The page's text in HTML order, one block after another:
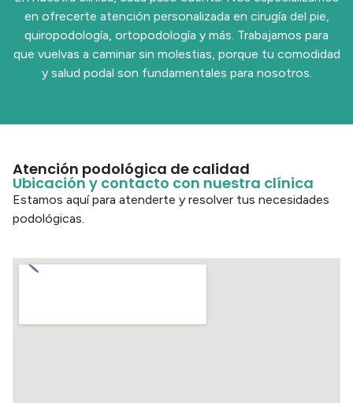
en ofrecerte atención personalizada en cirugía del pie,
quiropodología, ortopodología y más. Trabajamos para
que vuelvas a caminar sin molestias, porque tu comodidad
y salud podal son fundamentales para nosotros.
Atención podológica de calidad
Ubicación y contacto con nuestra clínica
Estamos aquí para atenderte y resolver tus necesidades
podológicas.